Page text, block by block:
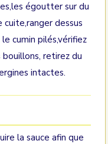
égoutter sur du
cuite,ranger dessus
cumin pilés,vérifiez
retirez du
intactes.
la sauce afin que